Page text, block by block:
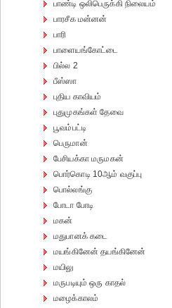
பாண்டி ஒலிபெருக்கி நிலையம்
பாரசீக மன்னன்
பாரி
பாளையங்கோட்டை
பில்ல 2
பீஸ்ஸா
புதிய காவியம்
புதுமுகங்கள் தேவை
பூவம்பட்டி
பெருமான்
பேசியக்கா மருமகன்
பொர்கொடி 10ஆம் வகுப்பு
பொல்லங்கு
போடா போடி
மகன்
மதுபானக் கடை
மயங்கினேன் தயங்கினேன்
மயிலு
மருபடியும் ஒரு காதல்
மழைக்காலம்